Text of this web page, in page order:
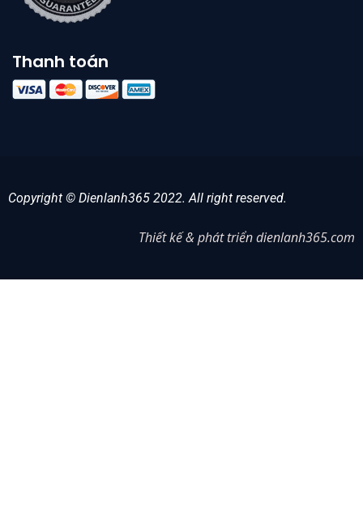
Thanh toán
Copyright © Dienlanh365 2022. All right reserved.
Thiết kế & phát triển dienlanh365.com